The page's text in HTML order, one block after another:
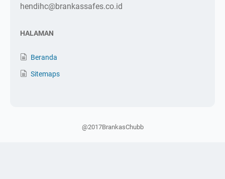
hendihc@brankassafes.co.id
HALAMAN
Beranda
Sitemaps
@2017BrankasChubb